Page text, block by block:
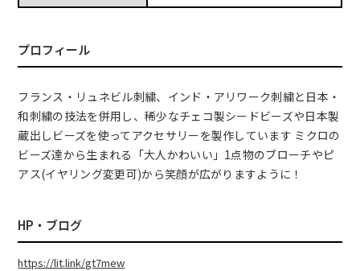
プロフィール
フランス・リュネビル刺繍、インド・アリワーク刺繍と日本・
和刺繍の技法を併用し、稀少なチェコ製シードビーズや日本製
蔵出しビーズを使ってアクセサリーを製作しています ミクロの
ビーズ達から生まれる「大人かわいい」1点物のブローチやピ
アス(イヤリング変更可)から笑顔が広がりますように！
HP・ブログ
https://lit.link/gt7mew